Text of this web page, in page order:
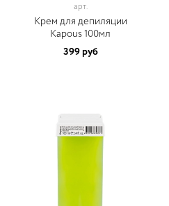
арт.
Крем для депиляции
Kapous 100мл
399 руб